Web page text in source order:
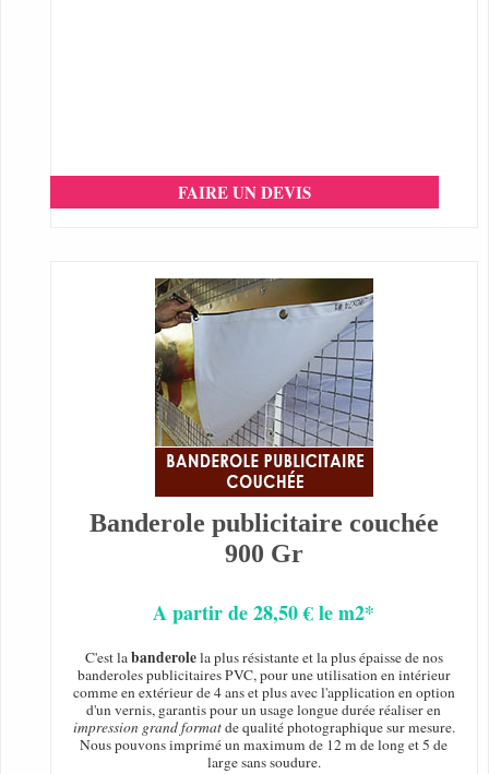
FAIRE UN DEVIS
Banderole publicitaire couchée
900 Gr
A partir de 28,50 € le m2*
C'est labanderolela plus résistante et la plus épaisse de nos
banderoles publicitaires PVC, pour une utilisation en intérieur
comme en extérieur de 4 ans et plus avec l'application en option
d'un vernis, garantis pour un usage longue durée réaliser en
impression grand formatde qualité photographique sur mesure.
Nous pouvons imprimé un maximum de 12 m de long et 5 de
large sans soudure.